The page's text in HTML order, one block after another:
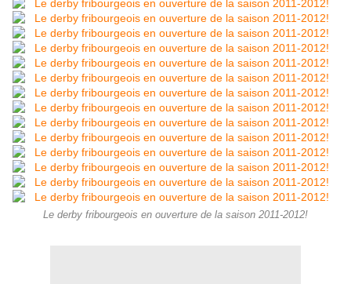
Le derby fribourgeois en ouverture de la saison 2011-2012!